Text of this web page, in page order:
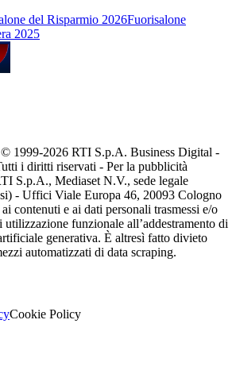
del Risparmio 2026Fuorisalone
2025
1999-2026 RTI S.p.A. Business Digital -
i diritti riservati - Per la pubblicità
S.p.A., Mediaset N.V., sede legale
- Uffici Viale Europa 46, 20093 Cologno
contenuti e ai dati personali trasmessi e/o
funzionale all’addestramento di
generativa. È altresì fatto divieto
automatizzati di data scraping.
Cookie Policy